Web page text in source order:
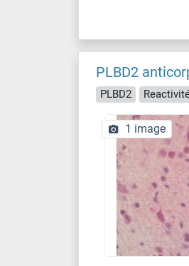
PLBD2
PLBD2
1 image